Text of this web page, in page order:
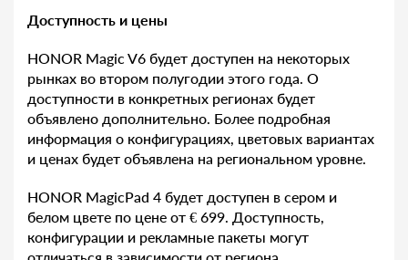
Доступность и цены
HONOR Magic V6 будет доступен на некоторых
рынках во втором полугодии этого года. О
доступности в конкретных регионах будет
объявлено дополнительно. Более подробная
информация о конфигурациях, цветовых вариантах
и ценах будет объявлена на региональном уровне.
HONOR MagicPad 4 будет доступен в сером и
белом цвете по цене от € 699. Доступность,
конфигурации и рекламные пакеты могут